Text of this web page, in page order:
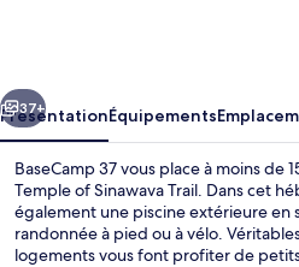
Suivant
37+
PrésentationÉquipements
BaseCamp 37 vous place à moins de
Temple of Sinawava Trail. Dans cet
également une piscine extérieure en
randonnée à pied ou à vélo.
logements vous font profiter de